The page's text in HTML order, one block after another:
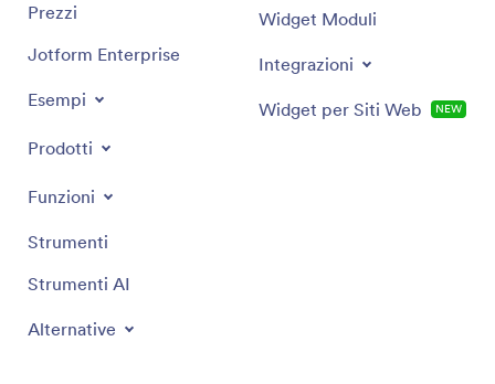
Prezzi
Jotform Enterprise
Esempi
Prodotti
Funzioni
Strumenti
Strumenti AI
Alternative
Widget Moduli
Integrazioni
Widget per Siti Web NEW